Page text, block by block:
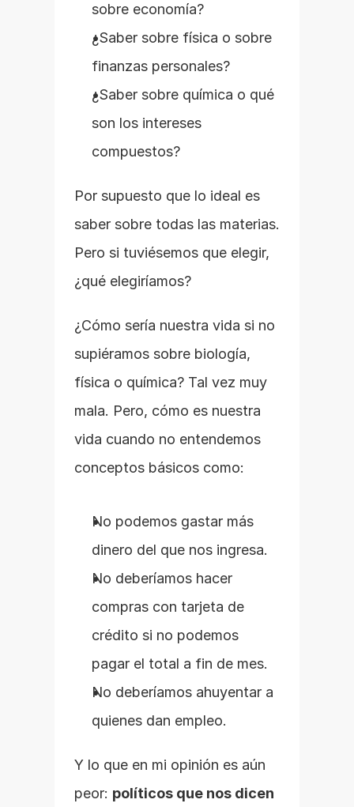
sobre economía?
¿Saber sobre física o sobre
finanzas personales?
¿Saber sobre química o qué
son los intereses
compuestos?
Por supuesto que lo ideal es
saber sobre todas las materias.
Pero si tuviésemos que elegir,
¿qué elegiríamos?
¿Cómo sería nuestra vida si no
supiéramos sobre biología,
física o química? Tal vez muy
mala. Pero, cómo es nuestra
vida cuando no entendemos
conceptos básicos como:
No podemos gastar más
dinero del que nos ingresa.
No deberíamos hacer
compras con tarjeta de
crédito si no podemos
pagar el total a fin de mes.
No deberíamos ahuyentar a
quienes dan empleo.
Y lo que en mi opinión es aún
peor: políticos que nos dicen